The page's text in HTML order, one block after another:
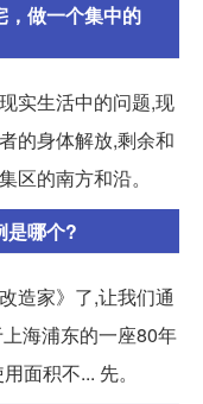
，做一个集中的
实生活中的问题,现
的身体解放,剩余和
区的南方和沿。
是哪个?
造家》了,让我们通
海浦东的一座80年
面积不... 先。